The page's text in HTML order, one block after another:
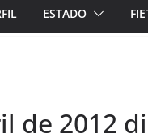
ESTADO
de 2012